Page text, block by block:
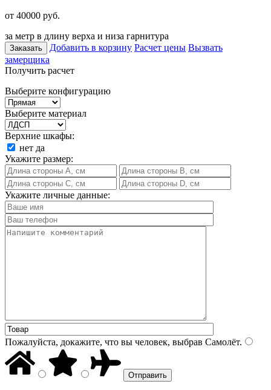
от 40000 руб.
за метр в длину верха и низа гарнитура
Заказать Добавить в корзину Расчет цены Вызвать
замерщика
Получить расчет
Выберите конфигурацию
Выберите материал
Верхние шкафы:
нет да
Укажите размер:
Укажите личные данные:
Пожалуйста, докажите, что вы человек, выбрав Самолёт.